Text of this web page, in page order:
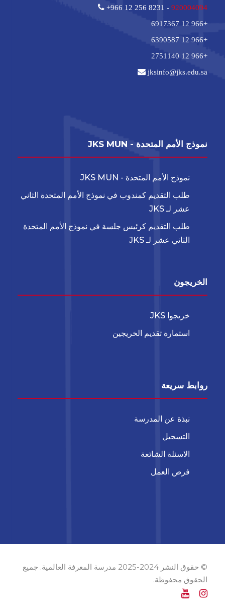
+966 12 256 8231 -920004094
jksinfo@jks.edu.sa
نموذج الأمم المتحدة - JKS MUN
نموذج الأمم المتحدة - JKS MUN
طلب التقديم كمندوب في نموذج الأمم المتحدة الثاني
عشر لـ JKS
طلب التقديم كرئيس جلسة في نموذج الأمم المتحدة
الثاني عشر لـ JKS
الخريجون
خريجوا JKS
استمارة تقديم الخريجين
روابط سريعة
نبذة عن المدرسة
التسجيل
الاسئلة الشائعة
فرص العمل
© حقوق النشر 2024-2025 مدرسة المعرفة العالمية. جميع
الحقوق محفوظة.